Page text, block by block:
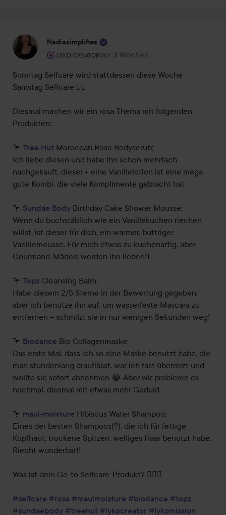
Nadiasimplifies
LYKO CREATOR
Rolle des Benutzers: Lyko Creator.
vor 3 Wochen
Der Beitrag wurde vor 3 Wochen
Sonntag Selfcare wird stattdessen diese Woche
Samstag Selfcare 😮‍💨
Diesmal machen wir ein rosa Thema mit folgenden
Produkten:
🦩 Tree Hut Moroccan Rose Bodyscrub;
Ich liebe diesen und habe ihn schon mehrfach
nachgekauft, dieser + eine Vanillelotion ist eine mega
gute Kombi, die viele Komplimente gebracht hat
🦩 Sundae Body Birthday Cake Shower Mousse;
Wenn du buchstäblich wie ein Vanillekuchen riechen
willst, ist dieser für dich, ein warmer, buttriger
Vanillemousse. Für mich etwas zu kuchenartig, aber
Gourmand-Mädels werden ihn lieben!!
🦩 Topz Cleansing Balm;
Habe diesem 2/5 Sterne in der Bewertung gegeben,
aber ich benutze ihn auf, um wasserfeste Mascara zu
entfernen – schmilzt sie in nur wenigen Sekunden weg!
🦩 Biodance Bio Collagenmaske;
Das erste Mal, dass ich so eine Maske benutzt habe, die
man stundenlang drauflässt, war ich fast überreizt und
wollte sie sofort abnehmen 😂 Aber wir probieren es
nochmal, diesmal mit etwas mehr Geduld
🦩 maui-moisture Hibiscus Water Shampoo;
Eines der besten Shampoos(?), die ich für fettige
Kopfhaut, trockene Spitzen, welliges Haar benutzt habe.
Riecht wunderbar!!
Was ist dein Go-to Selfcare-Produkt? 🧖🏻‍♀️
#selfcare #rosa #mauimoisture #biodance #topz
#sundaebody #treehut #lykocreator #lykomission